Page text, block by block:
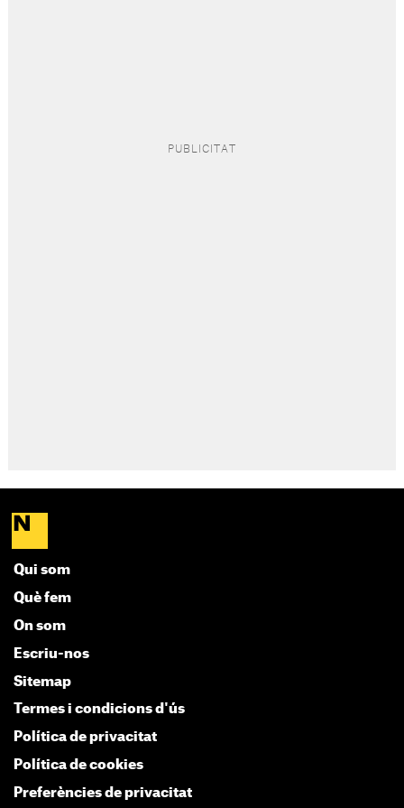
Qui som
Què fem
On som
Escriu-nos
Sitemap
Termes i condicions d'ús
Política de privacitat
Política de cookies
Preferències de privacitat